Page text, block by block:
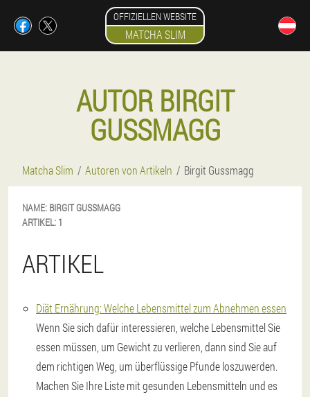
OFFIZIELLEN WEBSITE
MATCHA SLIM
AUTOR BIRGIT
GUSSMAGG
Matcha Slim Autoren von Artikeln Birgit Gussmagg
NAME: BIRGIT GUSSMAGG
ARTIKEL: 1
ARTIKEL
Diät Ernährung: Welche Lebensmittel zum Abnehmen essen
Wenn Sie sich dafür interessieren, welche Lebensmittel Sie
essen müssen, um Gewicht zu verlieren, dann sind Sie auf
dem richtigen Weg, um überflüssige Pfunde loszuwerden.
Machen Sie Ihre Liste mit gesunden Lebensmitteln und es